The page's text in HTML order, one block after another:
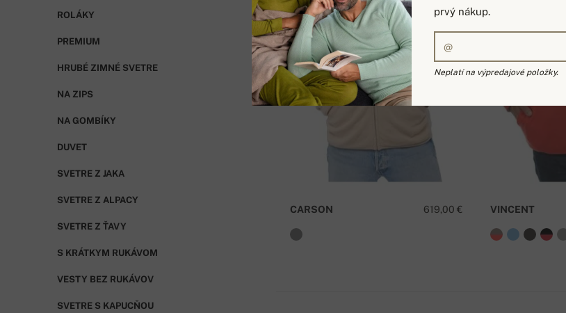
ROLÁKY
PREMIUM
HRUBÉ ZIMNÉ SVETRE
NA ZIPS
NA GOMBÍKY
DUVET
SVETRE Z JAKA
SVETRE Z ALPACY
SVETRE Z ŤAVY
S KRÁTKYM RUKÁVOM
VESTY BEZ RUKÁVOV
SVETRE S KAPUCŇOU
619,00 €
CARSON VINCENT
prvý nákup.
Neplatí na výpredajové položky.